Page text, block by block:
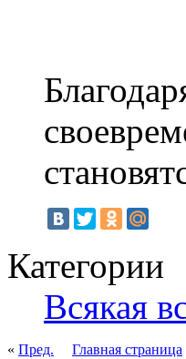
Категории
Всякая
« Пред. Главная страница